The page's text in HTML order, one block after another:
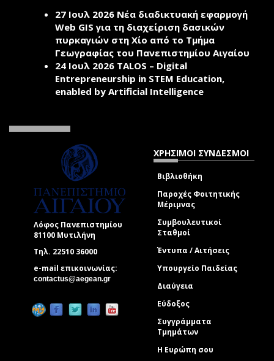
27 Ιουλ 2026 Νέα διαδικτυακή εφαρμογή
Web GIS για τη διαχείριση δασικών
πυρκαγιών στη Χίο από το Τμήμα
Γεωγραφίας του Πανεπιστημίου Αιγαίου
24 Ιουλ 2026 TALOS – Digital
Entrepreneurship in STEM Education,
enabled by Artificial Intelligence
Λόφος Πανεπιστημίου
81100 Μυτιλήνη
Τηλ. 22510 36000
e-mail επικοινωνίας:
contactus@aegean.gr
ΧΡΗΣΙΜΟΙ ΣΥΝΔΕΣΜΟΙ
Βιβλιοθήκη
Παροχές Φοιτητικής
Μέριμνας
Συμβουλευτικοί
Σταθμοί
Έντυπα / Αιτήσεις
Υπουργείο Παιδείας
Διαύγεια
Εύδοξος
Συγγράμματα
Τμημάτων
Η Ευρώπη σου